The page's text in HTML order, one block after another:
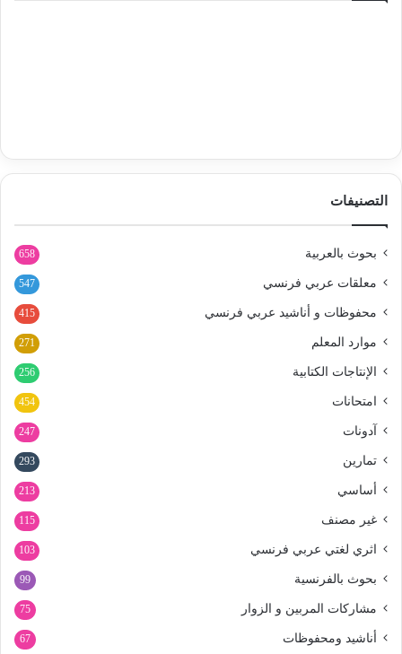
التصنيفات
بحوث بالعربية 658
معلقات عربي فرنسي 547
محفوظات و أناشيد عربي فرنسي 415
موارد المعلم 271
الإنتاجات الكتابية 256
امتحانات 454
آدونات 247
تمارين 293
أساسي 213
غير مصنف 115
اثري لغتي عربي فرنسي 103
بحوث بالفرنسية 99
مشاركات المربين و الزوار 75
أناشيد ومحفوظات 67